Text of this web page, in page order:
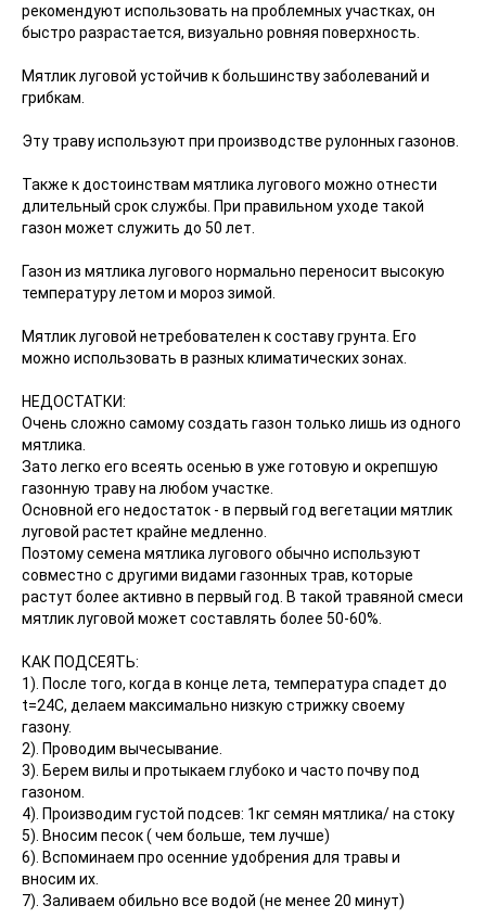
рекомендуют использовать на проблемных участках, он
быстро разрастается, визуально ровняя поверхность.
Мятлик луговой устойчив к большинству заболеваний и
грибкам.
Эту траву используют при производстве рулонных газонов.
Также к достоинствам мятлика лугового можно отнести
длительный срок службы. При правильном уходе такой
газон может служить до 50 лет.
Газон из мятлика лугового нормально переносит высокую
температуру летом и мороз зимой.
Мятлик луговой нетребователен к составу грунта. Его
можно использовать в разных климатических зонах.
НЕДОСТАТКИ:
Очень сложно самому создать газон только лишь из одного
мятлика.
Зато легко его всеять осенью в уже готовую и окрепшую
газонную траву на любом участке.
Основной его недостаток - в первый год вегетации мятлик
луговой растет крайне медленно.
Поэтому семена мятлика лугового обычно используют
совместно с другими видами газонных трав, которые
растут более активно в первый год. В такой травяной смеси
мятлик луговой может составлять более 50-60%.
КАК ПОДСЕЯТЬ:
1). После того, когда в конце лета, температура спадет до
t=24С, делаем максимально низкую стрижку своему
газону.
2). Проводим вычесывание.
3). Берем вилы и протыкаем глубоко и часто почву под
газоном.
4). Производим густой подсев: 1кг семян мятлика/ на стоку
5). Вносим песок ( чем больше, тем лучше)
6). Вспоминаем про осенние удобрения для травы и
вносим их.
7). Заливаем обильно все водой (не менее 20 минут)